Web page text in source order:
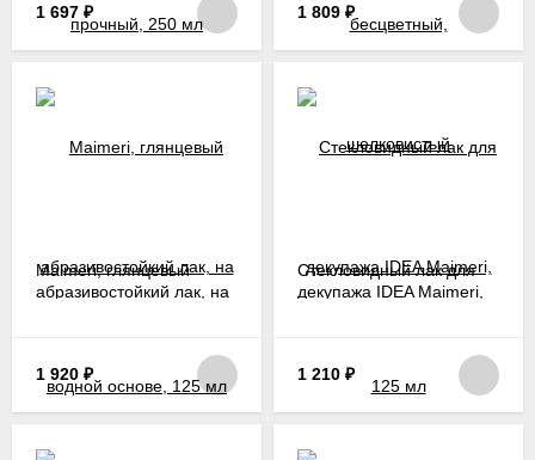
1 697 ₽ 1 809 ₽
Maimeri, глянцевый
абразивостойкий лак, на
1 920 ₽
Стекловидный лак для
декупажа IDEA Maimeri,
1 210 ₽